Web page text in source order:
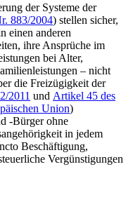
der Systeme der
883/2004) stellen sicher,
einen anderen
ihre Ansprüche im
bei Alter,
– nicht
die Freizügigkeit der
2011 und Artikel 45 des
Union)
-Bürger ohne
in jedem
Beschäftigung,
Vergünstigungen